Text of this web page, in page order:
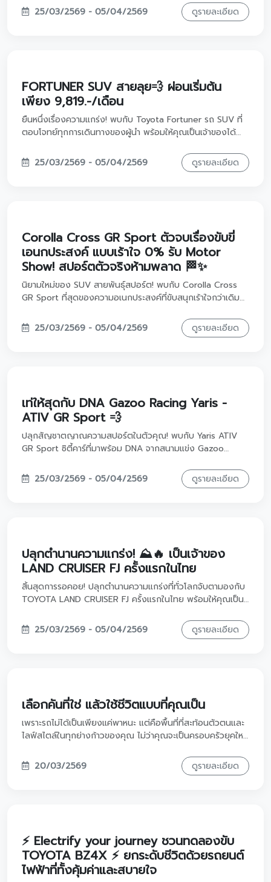
รับงาน Motor Show 2026 จะลุยงานหนักหรือไลฟ์สไตล์ไหนก็
เอาอยู่ ที่โตโยต้า วรจักร์ยนต์ ครับ!
25/03/2569 - 05/04/2569 ดูรายละเอียด
FORTUNER SUV สายลุย💨 ผ่อนเริ่มต้น
หรือดอกเบี้ยต่ำ เราจัดให้ครบ จบที่เดียวที่โตโยต้า วรจักร์ยนต์
ครับ!
25/03/2569 - 05/04/2569 ดูรายละเอียด
Corolla Cross GR Sport ตัวจบเรื่องขับขี่
เอนกประสงค์ แบบเร้าใจ 0% รับ Motor
นิยามใหม่ของ SUV สายพันธุ์สปอร์ต! พบกับ Corolla Cross